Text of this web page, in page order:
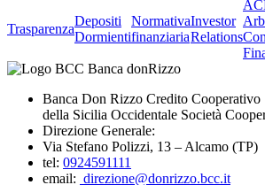
Trasparenza
Depositi
Dormienti
Normativa
finanziaria
Investor
Relations
Banca Don Rizzo Credito Cooperativo
della Sicilia Occidentale Società
Direzione Generale:
Via Stefano Polizzi, 13 – Alcamo (TP)
tel: 0924591111
email: direzione@donrizzo.bcc.it